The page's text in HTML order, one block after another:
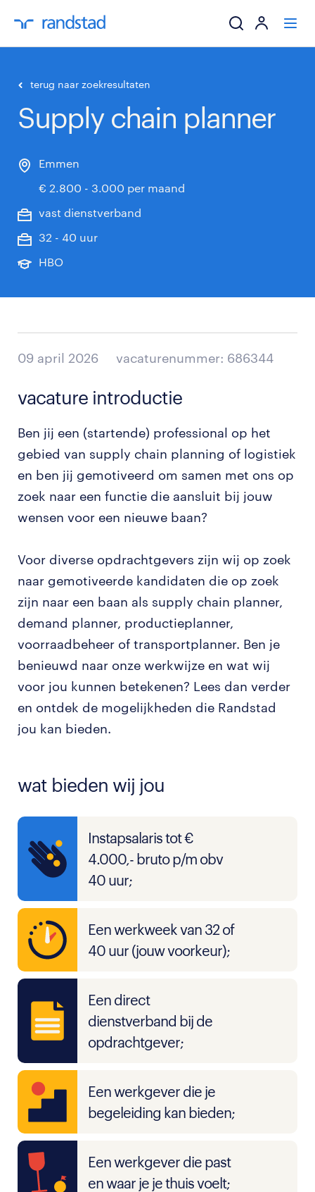
werkgevers
terug naar zoekresultaten
Supply chain planner
Emmen
€ 2.800 - 3.000 per maand
vast dienstverband
32 - 40 uur
HBO
09 april 2026 vacaturenummer: 686344
vacature introductie
Ben jij een (startende) professional op het
gebied van supply chain planning of logistiek
en ben jij gemotiveerd om samen met ons op
zoek naar een functie die aansluit bij jouw
wensen voor een nieuwe baan?
Voor diverse opdrachtgevers zijn wij op zoek
naar gemotiveerde kandidaten die op zoek
zijn naar een baan als supply chain planner,
demand planner, productieplanner,
voorraadbeheer of transportplanner. Ben je
benieuwd naar onze werkwijze en wat wij
voor jou kunnen betekenen? Lees dan verder
en ontdek de mogelijkheden die Randstad
jou kan bieden.
wat bieden wij jou
Instapsalaris tot €
4.000,- bruto p/m obv
40 uur;
Een werkweek van 32 of
40 uur (jouw voorkeur);
Een direct
dienstverband bij de
opdrachtgever;
Een werkgever die je
begeleiding kan bieden;
Een werkgever die past
en waar je je thuis voelt;